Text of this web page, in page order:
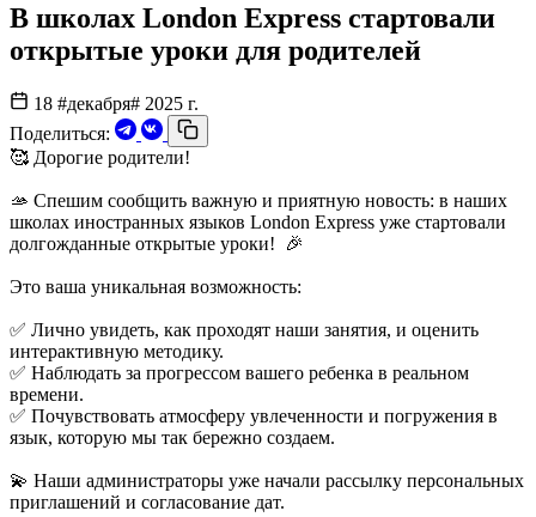
В школах London Express стартовали
открытые уроки для родителей
18 #декабря# 2025 г.
Поделиться:
🥰 Дорогие родители!
🫴 Спешим сообщить важную и приятную новость: в наших
школах иностранных языков London Express уже стартовали
долгожданные открытые уроки! 🎉
Это ваша уникальная возможность:
✅ Лично увидеть, как проходят наши занятия, и оценить
интерактивную методику.
✅ Наблюдать за прогрессом вашего ребенка в реальном
времени.
✅ Почувствовать атмосферу увлеченности и погружения в
язык, которую мы так бережно создаем.
💫 Наши администраторы уже начали рассылку персональных
приглашений и согласование дат.